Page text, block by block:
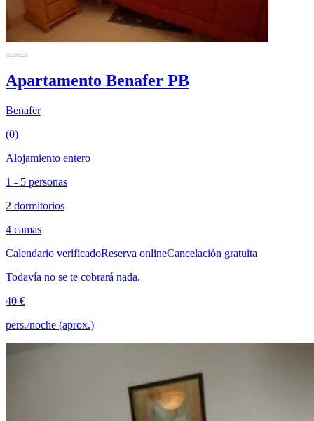
Apartamento Benafer PB
Benafer
(0)
Alojamiento entero
1 - 5 personas
2 dormitorios
4 camas
Calendario verificadoReserva onlineCancelación gratuita
Todavía no se te cobrará nada.
40 €
pers./noche (aprox.)